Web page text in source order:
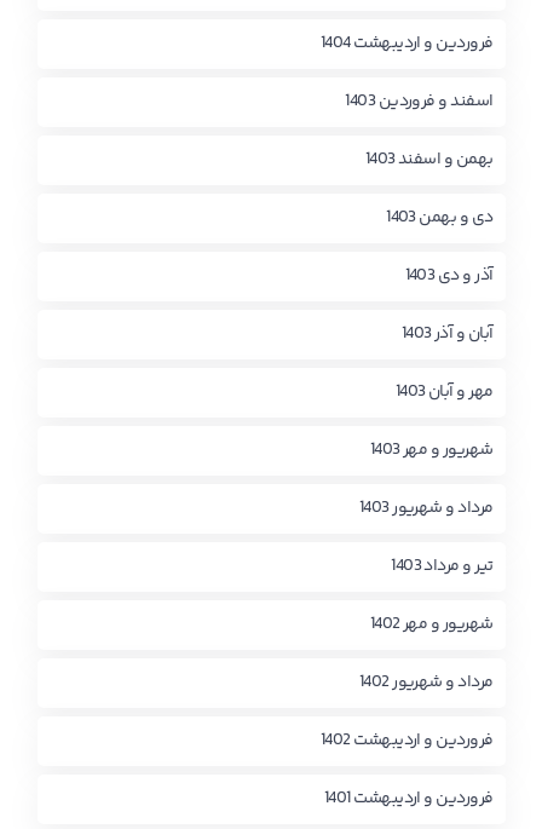
فروردین و اردیبهشت 1404
اسفند و فروردین 1403
بهمن و اسفند 1403
دی و بهمن 1403
آذر و دی 1403
آبان و آذر 1403
مهر و آبان 1403
شهریور و مهر 1403
مرداد و شهریور 1403
تیر و مرداد 1403
شهریور و مهر 1402
مرداد و شهریور 1402
فروردین و اردیبهشت 1402
فروردین و اردیبهشت 1401